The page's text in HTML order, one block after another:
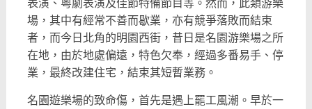
表演、 粵劇表演及佳節特備節目等。然而，此類游樂
場， 其中有經常不善而歇業，亦有競爭落敗而結束
者， 而今日北角的明園西街，昔日是名園游樂場之所
在地， 由於地處偏遠，特色欠奉，經過多番易手、停
業，最終改建住宅， 結束其短暫業務。
名園遊樂場的致命傷，首先是遇上罷工風潮。早於一